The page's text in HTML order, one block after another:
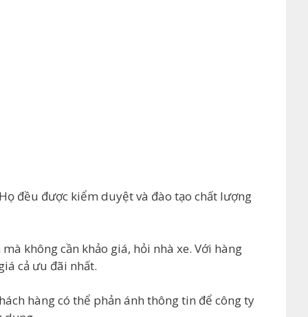
đều được kiểm duyệt và đào tạo chất lượng
không cần khảo giá, hỏi nhà xe. Với hàng
cả ưu đãi nhất.
hàng có thể phản ánh thông tin để công ty